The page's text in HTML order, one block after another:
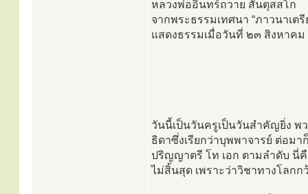
หลวงพ่ออินทร์ถวาย สันตุสสโก
จากพระธรรมเทศนา “ภาวนาเต
แสดงธรรมเมื่อวันที่ ๒๓ สิงหาค
วันนี้เป็นวันครูเป็นวันสำคัญยิ่ง พ
ธิดาซึ่งเรียกว่าบุพพาจารย์ ต่อม
ปริญญาตรี โท เอก ตามลำดับ นี่
ไม่สิ้นสุด เพราะว่าวิชาทางโลกก